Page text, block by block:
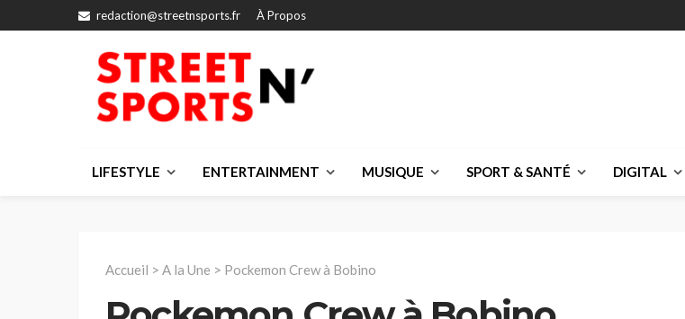
redaction@streetnsports.fr À Propos
LIFESTYLE ENTERTAINMENT MUSIQUE SPORT & SANTÉ DIGITAL
Accueil > A la Une > Pockemon Crew à Bobino